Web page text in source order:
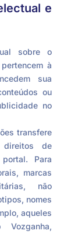
e
sobre o
à
sua
ou
no
transfere
direitos de
Para
marcas
não
nomes
aqueles
Vozganha,